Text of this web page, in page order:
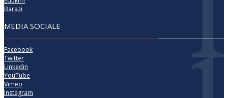
Barazi
MEDIA SOCIALE
Facebook
Twitter
Linkedin
YouTube
Vimeo
Instagram